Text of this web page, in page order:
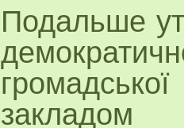
Подальше
закладом